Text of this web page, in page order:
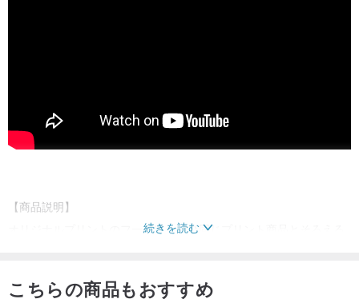
【商品説明】
オリジナルプリントのフードは、ぜひ同じプリント商品とそろえる
続きを読む
こちらの商品もおすすめ